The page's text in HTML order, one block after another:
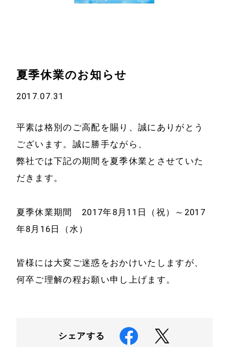
ホーム
サービス
事例と実績
導入企業一覧
書籍・DVD
会社情報
会社概要
特定商取引法に基
夏季休業のお知らせ
2017.07.31
平素は格別のご高配を賜り、誠にありがとう
ございます。誠に勝手ながら、
弊社では下記の期間を夏季休業とさせていた
だきます。
夏季休業期間 2017年8月11日（祝）～2017
年8月16日（水）
皆様には大変ご迷惑をおかけいたしますが、
何卒ご理解の程お願い申し上げます。
シェアする